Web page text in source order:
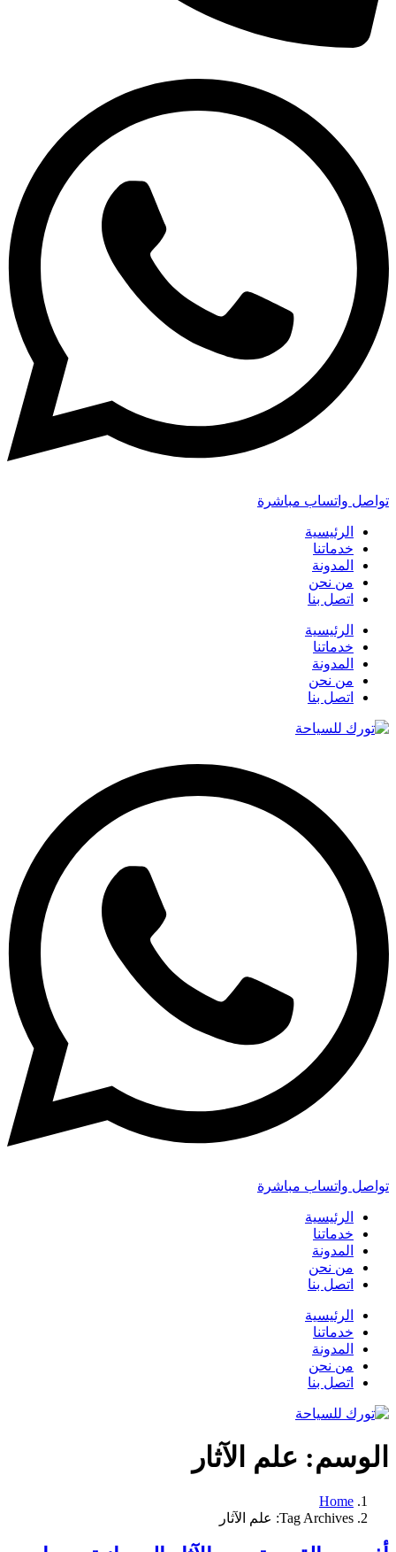
تواصل واتساب مباشرة
الرئيسية
خدماتنا
المدونة
من نحن
اتصل بنا
الرئيسية
خدماتنا
المدونة
من نحن
اتصل بنا
تواصل واتساب مباشرة
الرئيسية
خدماتنا
المدونة
من نحن
اتصل بنا
الرئيسية
خدماتنا
المدونة
من نحن
اتصل بنا
الوسم: علم الآثار
Home
Tag Archives: علم الآثار